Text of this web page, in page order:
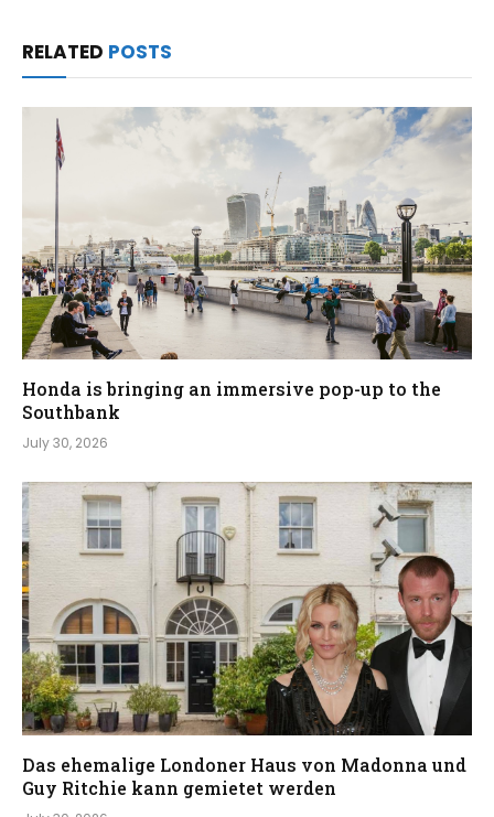
RELATED POSTS
Honda is bringing an immersive pop-up to the
Southbank
July 30, 2026
Das ehemalige Londoner Haus von Madonna und
Guy Ritchie kann gemietet werden